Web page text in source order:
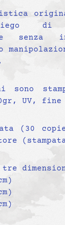
di
senza
o
sono
UV,
(30